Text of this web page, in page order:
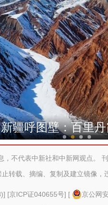
：踏戈壁 越山峦
新疆呼图壁：百里
，不代表中新社和中新网观点。
止转载、摘编、复制及建立镜像，
] [京ICP证040655号] [
京公网